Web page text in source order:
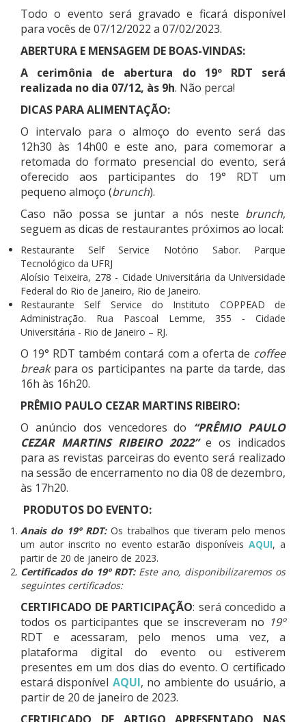
Todo o evento será gravado e ficará disponível
para vocês de 07/12/2022 a 07/02/2023.
ABERTURA E MENSAGEM DE BOAS-VINDAS:
A cerimônia de abertura do 19º RDT será
realizada no dia 07/12, às 9h. Não perca!
DICAS PARA ALIMENTAÇÃO:
O intervalo para o almoço do evento será das
12h30 às 14h00 e este ano, para comemorar a
retomada do formato presencial do evento, será
oferecido aos participantes do 19° RDT um
pequeno almoço (brunch).
Caso não possa se juntar a nós neste brunch,
seguem as dicas de restaurantes próximos ao local:
Restaurante Self Service Notório Sabor. Parque
Tecnológico da UFRJ
Aloísio Teixeira, 278 - Cidade Universitária da Universidade
Federal do Rio de Janeiro, Rio de Janeiro.
Restaurante Self Service do Instituto COPPEAD de
Administração. Rua Pascoal Lemme, 355 - Cidade
Universitária - Rio de Janeiro – RJ.
O 19° RDT também contará com a oferta de coffee
breakpara os participantes na parte da tarde, das
16h às 16h20.
PRÊMIO PAULO CEZAR MARTINS RIBEIRO:
O anúncio dos vencedores do “PRÊMIO PAULO
CEZAR MARTINS RIBEIRO 2022”e os indicados
para as revistas parceiras do evento será realizado
na sessão de encerramento no dia 08 de dezembro,
às 17h20.
PRODUTOS DO EVENTO:
Anais do 19º RDT:Os trabalhos que tiveram pelo menos
um autor inscrito no evento estarão disponíveisAQUI, a
partir de 20 de janeiro de 2023.
Certificados do 19º RDT: Este ano, disponibilizaremos os
seguintes certificados:
CERTIFICADO DE PARTICIPAÇÃO: será concedido a
todos os participantes que se inscreveram no 19º
RDT e acessaram, pelo menos uma vez, a
plataforma digital do evento ou estiverem
presentes em um dos dias do evento. O certificado
estará disponível AQUI, no ambiente do usuário, a
partir de 20 de janeiro de 2023.